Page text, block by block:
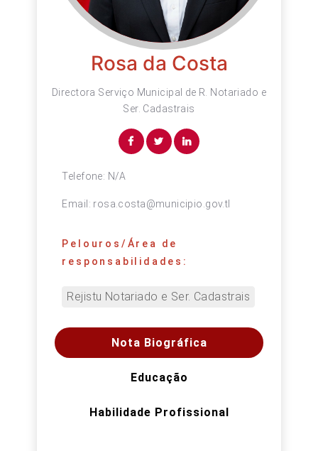
Rosa da Costa
Directora Serviço Municipal de R. Notariado e
Ser. Cadastrais
Telefone: N/A
Email: rosa.costa@municipio.gov.tl
Pelouros/Área de
responsabilidades:
Rejistu Notariado e Ser. Cadastrais
Nota Biográfica
Educação
Habilidade Profissional